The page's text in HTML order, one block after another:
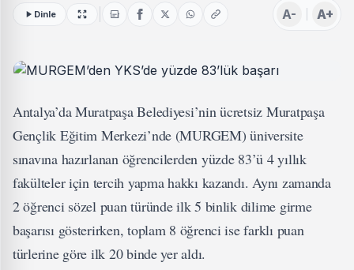
Dinle A- A+
Antalya’da Muratpaşa Belediyesi’nin ücretsiz Muratpaşa
Gençlik Eğitim Merkezi’nde (MURGEM) üniversite
sınavına hazırlanan öğrencilerden yüzde 83’ü 4 yıllık
fakülteler için tercih yapma hakkı kazandı. Aynı zamanda
2 öğrenci sözel puan türünde ilk 5 binlik dilime girme
başarısı gösterirken, toplam 8 öğrenci ise farklı puan
türlerine göre ilk 20 binde yer aldı.